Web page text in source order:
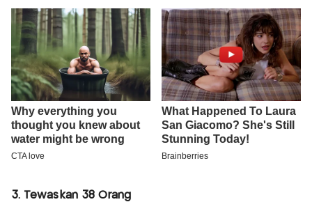
3. Tewaskan 38 Orang